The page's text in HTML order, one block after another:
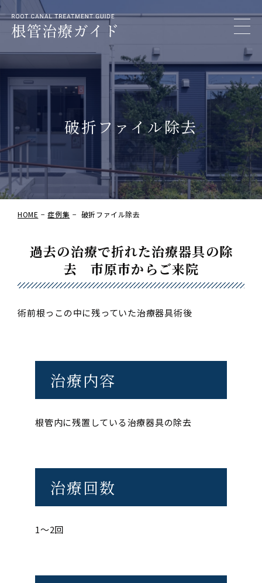
破折ファイル除去
HOME 症例集 破折ファイル除去
過去の治療で折れた治療器具の除
去 市原市からご来院
術前根っこの中に残っていた治療器具術後
治療内容
根管内に残置している治療器具の除去
治療回数
1〜2回